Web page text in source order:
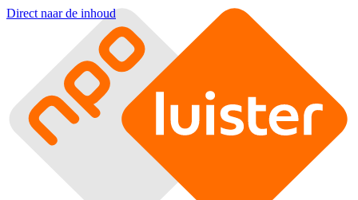
Direct naar de inhoud